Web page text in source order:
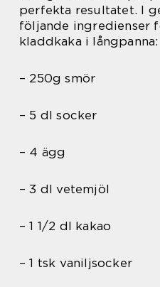
perfekta resultatet. I
följande ingredienser
kladdkaka i långpanna:
– 250g smör
– 5 dl socker
– 4 ägg
– 3 dl vetemjöl
– 1 1/2 dl kakao
– 1 tsk vaniljsocker